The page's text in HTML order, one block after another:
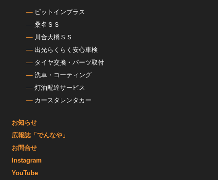
ピットインプラス
桑名ＳＳ
川合大橋ＳＳ
出光らくらく安心車検
タイヤ交換・パーツ取付
洗車・コーティング
灯油配達サービス
カースタレンタカー
お知らせ
広報誌「でんなや」
お問合せ
Instagram
YouTube